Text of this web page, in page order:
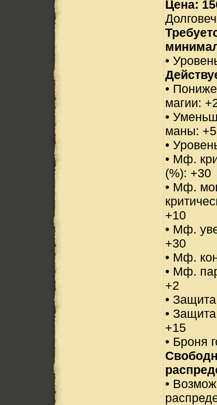
Цена:
•
•
магии:
•
маны: +5
•
• Мф.
(%): +30
• Мф.
+10
• Мф.
+30
• Мф.
• Мф.
+2
•
•
+15
• Броня
•